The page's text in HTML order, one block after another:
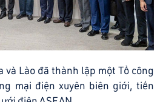
và Lào đã thành lập một Tổ công
mại điện xuyên biên giới, tiến